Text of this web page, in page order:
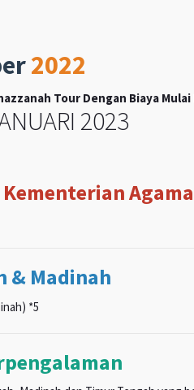
2022
Tour Dengan Biaya Mulai
2023
& Madinah
*5